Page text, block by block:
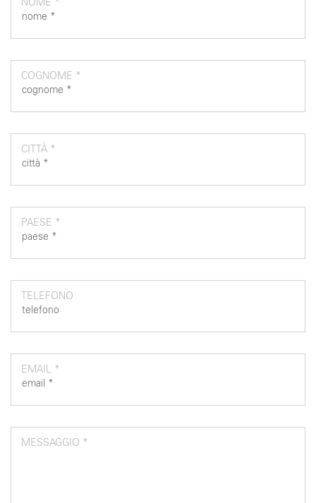
NOME *
COGNOME *
CITTÀ *
PAESE *
TELEFONO
EMAIL *
MESSAGGIO *